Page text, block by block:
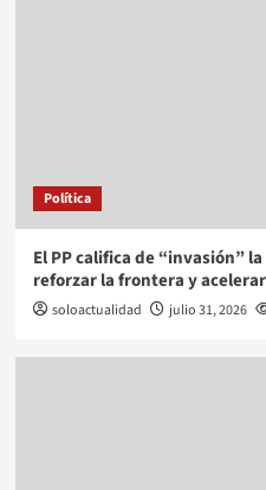
Política
El PP califica de “invasión”
reforzar la frontera y
soloactualidad julio 31, 2026